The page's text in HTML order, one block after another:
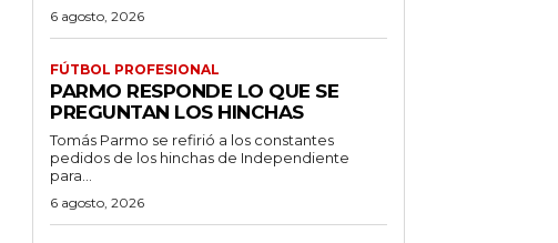
6 agosto, 2026
FÚTBOL PROFESIONAL
PARMO RESPONDE LO QUE SE
PREGUNTAN LOS HINCHAS
Tomás Parmo se refirió a los constantes
pedidos de los hinchas de Independiente
para...
6 agosto, 2026